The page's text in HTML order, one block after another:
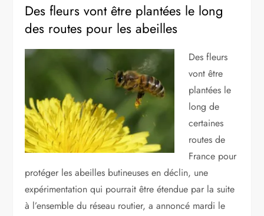
Des fleurs vont être plantées le long
des routes pour les abeilles
Des fleurs
vont être
plantées le
long de
certaines
routes de
France pour
protéger les abeilles butineuses en déclin, une
expérimentation qui pourrait être étendue par la suite
à l’ensemble du réseau routier, a annoncé mardi le